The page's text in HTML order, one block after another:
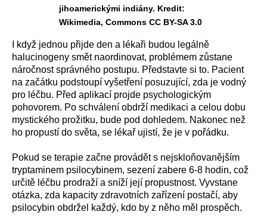
jihoamerickými indiány. Kredit:
Wikimedia, Commons CC BY-SA 3.0
I když jednou přijde den a lékaři budou legálně
halucinogeny smět naordinovat, problémem zůstane
náročnost správného postupu. Představte si to. Pacient
na začátku podstoupí vyšetření posuzující, zda je vodný
pro léčbu. Před aplikací projde psychologickým
pohovorem. Po schválení obdrží medikaci a celou dobu
mystického prožitku, bude pod dohledem. Nakonec než
ho propustí do světa, se lékař ujistí, že je v pořádku.
Pokud se terapie začne provádět s nejskloňovanějším
tryptaminem psilocybinem, sezení zabere 6-8 hodin, což
určitě léčbu prodraží a sníží její propustnost. Vyvstane
otázka, zda kapacity zdravotních zařízení postačí, aby
psilocybin obdržel každý, kdo by z něho měl prospěch.